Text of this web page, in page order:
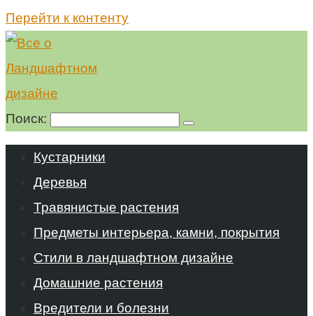
Перейти к контенту
Поиск:
Кустарники
Деревья
Травянистые растения
Предметы интерьера, камни, покрытия
Стили в ландшафтном дизайне
Домашние растения
Вредители и болезни